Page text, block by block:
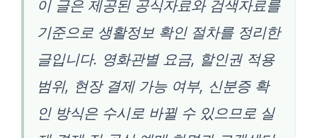
이 글은 제공된 공식자료와 검색자료를
기준으로 생활정보 확인 절차를 정리한
글입니다. 영화관별 요금, 할인권 적용
범위, 현장 결제 가능 여부, 신분증 확
인 방식은 수시로 바뀔 수 있으므로 실